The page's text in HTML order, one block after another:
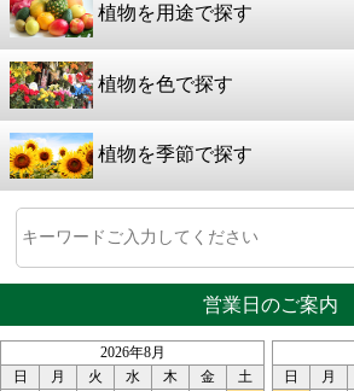
植物を用途で探す
植物を色で探す
植物を季節で探す
営業日のご案内